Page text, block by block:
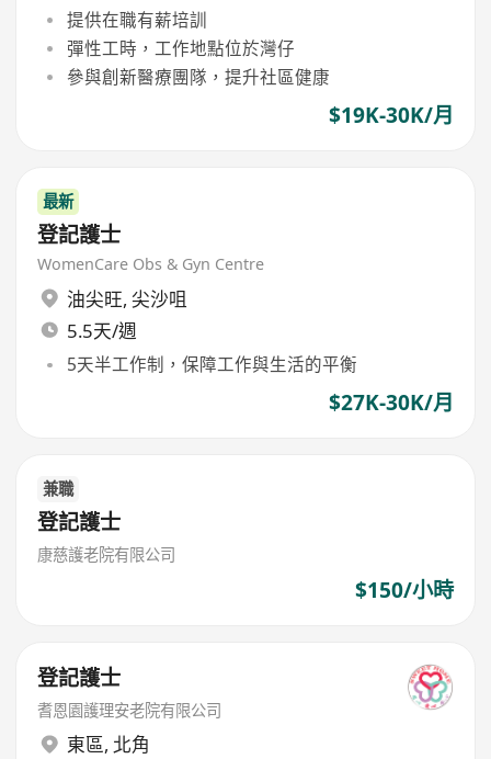
提供在職有薪培訓
彈性工時，工作地點位於灣仔
參與創新醫療團隊，提升社區健康
$19K-30K/月
最新
登記護士
WomenCare Obs & Gyn Centre
油尖旺, 尖沙咀
5.5天/週
5天半工作制，保障工作與生活的平衡
$27K-30K/月
兼職
登記護士
康慈護老院有限公司
$150/小時
登記護士
耆恩園護理安老院有限公司
東區, 北角